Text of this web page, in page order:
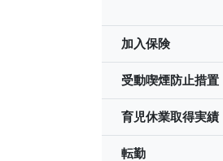
加入保険
受動喫煙防止措置
育児休業取得実績
転勤